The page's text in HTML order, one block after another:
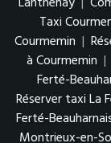
Taxi
Courmemin |
à Courmemin |
Ferté-
Réserver taxi La
Ferté-
Montrieux-en-